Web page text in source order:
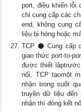
port, điều khiển lỗi
chỉ cung cấp các
end, không cung
liệu bị hỏng hoặc
TCP ⚫ Cung cấp
giao thức port-to-
được thiết
nối, TCP tạomột
nhận trong suốt
truyền dữ liệu
nhận thì đóng kết